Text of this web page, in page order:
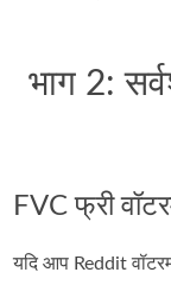
भाग 2:
FVC फ्री
यदि आप Reddit